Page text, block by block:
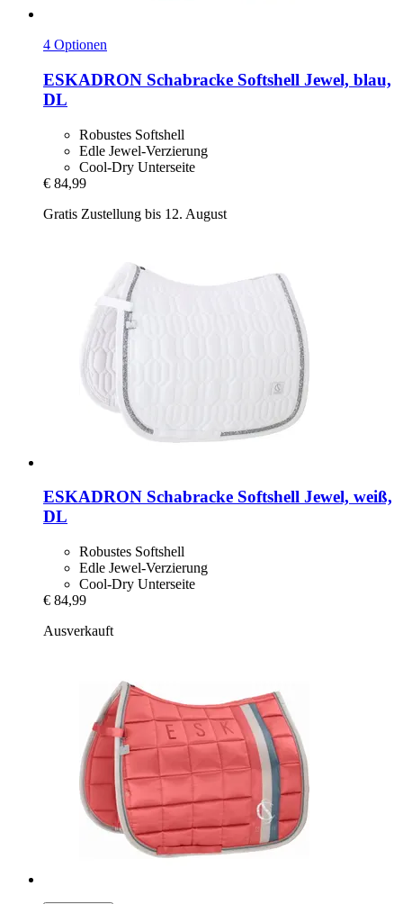
4 Optionen
ESKADRON Schabracke Softshell Jewel, blau,
DL
Robustes Softshell
Edle Jewel-Verzierung
Cool-Dry Unterseite
€ 84,99
Gratis Zustellung bis 12. August
ESKADRON Schabracke Softshell Jewel, weiß,
DL
Robustes Softshell
Edle Jewel-Verzierung
Cool-Dry Unterseite
€ 84,99
Ausverkauft